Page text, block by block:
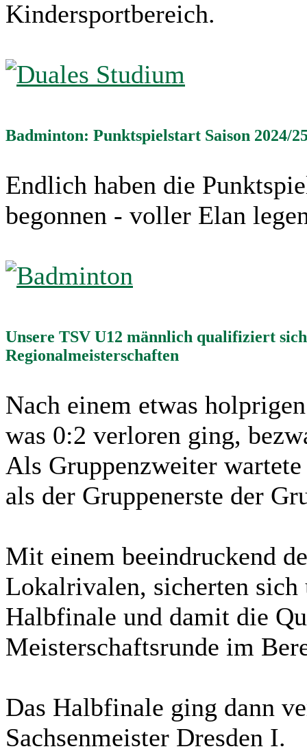
Kindersportbereich.
Badminton: Punktspielstart Saison 2024/
Endlich haben die
begonnen - voller Elan
Unsere TSV U12 männlich qualifiziert
Regionalmeisterschaften
Nach einem etwas
was 0:2 verloren ging,
Als Gruppenzweiter
als der Gruppenerste der
Mit einem beeindruckend
Lokalrivalen, sicherten sich
Halbfinale und damit die
Meisterschaftsrunde im
Das Halbfinale ging dann
Sachsenmeister Dresden I.